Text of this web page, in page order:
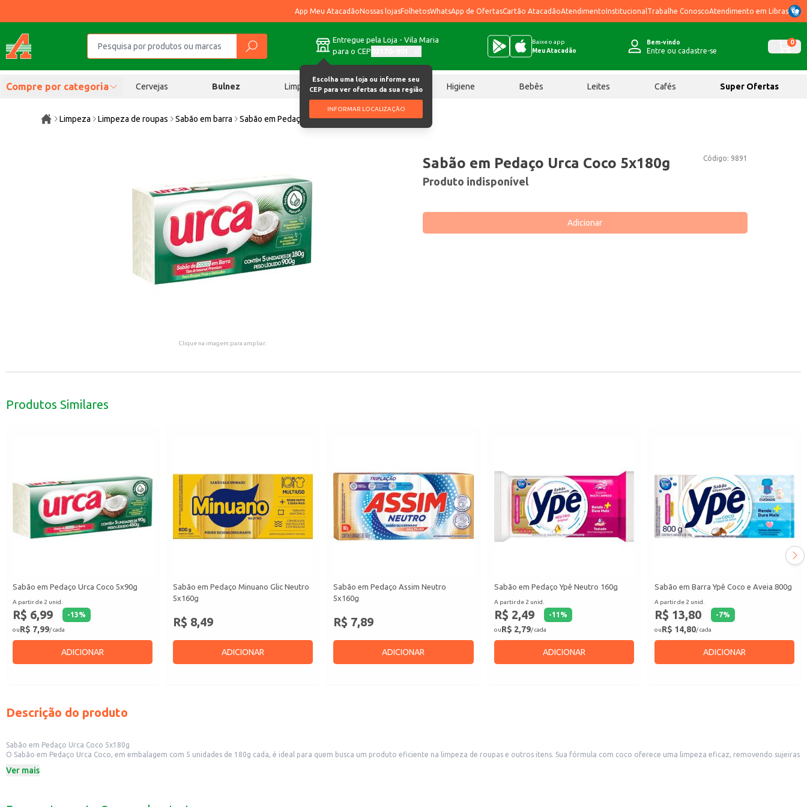
App Meu AtacadãoNossas lojasFolhetosWhatsApp de OfertasCartão AtacadãoAtendimentoInstitucional Trabalhe ConoscoAtendimento em Libras
Entregue pela Loja - Vila Maria
para o CEP
Escolha uma loja ou informe seu
CEP para ver ofertas da sua região
INFORMAR LOCALIZAÇÃO
Baixe o app
Meu Atacadão
Bem-vindo
Entre ou cadastre-se
0
Compre por categoria Cervejas Bulnez Limpeza Chocolates Higiene Bebês Leites Cafés Super Ofertas
Limpeza Limpeza de roupas Sabão em barra Sabão em Pedaço Urca Coco 5x180g
Clique na imagem para ampliar.
Código: 9891
Sabão em Pedaço Urca Coco 5x180g
Produto indisponível
Adicionar
Produtos Similares
Sabão em Pedaço Urca Coco 5x90g
A partir de 2 unid.
R$ 6,99 -13%
ouR$ 7,99/ cada
ADICIONAR
Sabão em Pedaço Minuano Glic Neutro
5x160g
R$ 8,49
ADICIONAR
Sabão em Pedaço Assim Neutro
5x160g
R$ 7,89
ADICIONAR
Sabão em Pedaço Ypê Neutro 160g
A partir de 2 unid.
R$ 2,49 -11 %
ouR$ 2,79/ cada
ADICIONAR
Sabão em Barra Ypê Coco e Aveia 800g
A partir de 2 unid.
R$ 13,80 -7%
ouR$ 14,80/ cada
ADICIONAR
Descrição do produto
Sabão em Pedaço Urca Coco 5x180g
O Sabão em Pedaço Urca Coco, em embalagem com 5 unidades de 180g cada, é ideal para quem busca um produto eficiente na limpeza de roupas e outros itens. Sua fórmula com coco oferece uma limpeza eficaz, removendo sujeiras
Dicas de Uso:
Ver mais